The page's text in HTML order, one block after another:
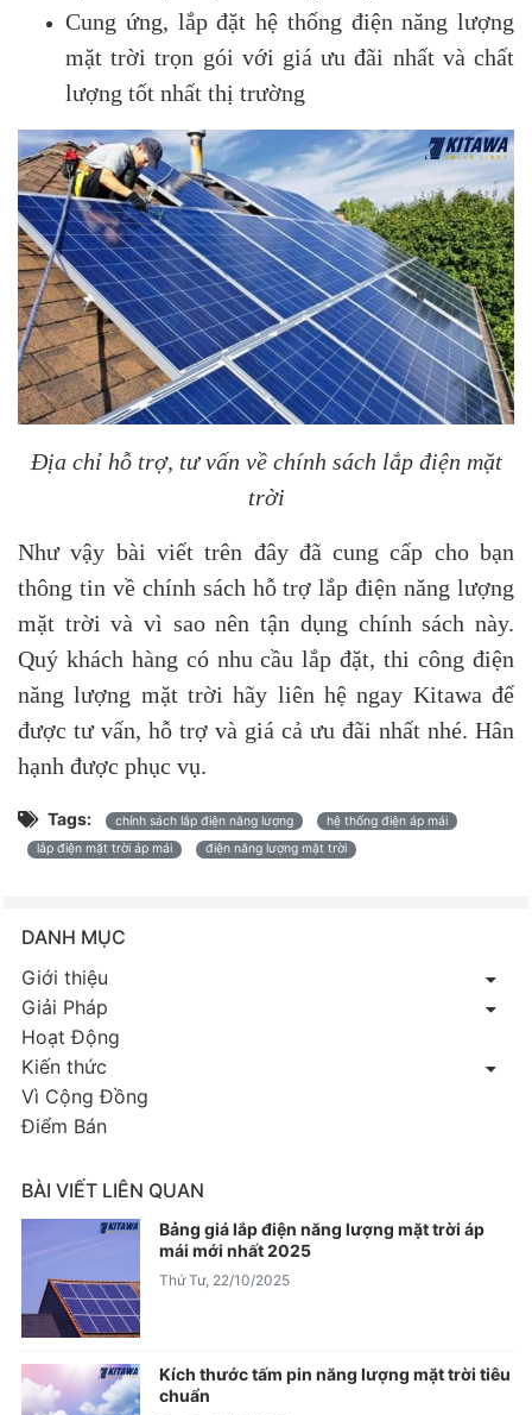
Cung ứng, lắp đặt hệ thống điện năng lượng
mặt trời trọn gói với giá ưu đãi nhất và chất
lượng tốt nhất thị trường
Địa chỉ hỗ trợ, tư vấn về chính sách lắp điện mặt
trời
Như vậy bài viết trên đây đã cung cấp cho bạn
thông tin về chính sách hỗ trợ lắp điện năng lượng
mặt trời và vì sao nên tận dụng chính sách này.
Quý khách hàng có nhu cầu lắp đặt, thi công điện
năng lượng mặt trời hãy liên hệ ngay Kitawa để
được tư vấn, hỗ trợ và giá cả ưu đãi nhất nhé. Hân
hạnh được phục vụ.
Tags: chính sách lắp điện năng lượng
hệ thống điện áp mái
lắp điện mặt trời áp mái
điện năng lượng mặt trời
DANH MỤC
Giới thiệu
Giải Pháp
Hoạt Động
Kiến thức
Vì Cộng Đồng
Điểm Bán
BÀI VIẾT LIÊN QUAN
Bảng giá lắp điện năng lượng mặt trời áp
mái mới nhất 2025
Thứ Tư, 22/10/2025
Kích thước tấm pin năng lượng mặt trời tiêu
chuẩn